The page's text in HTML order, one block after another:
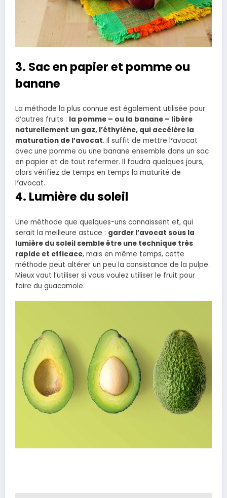
3. Sac en papier et pomme ou
banane
La méthode la plus connue est également utilisée pour
d’autres fruits : la pomme – ou la banane – libère
naturellement un gaz, l’éthylène, qui accélère la
maturation de l’avocat. Il suffit de mettre l‘avocat
avec une pomme ou une banane ensemble dans un sac
en papier et de tout refermer. Il faudra quelques jours,
alors vérifiez de temps en temps la maturité de
l‘avocat.
4. Lumière du soleil
Une méthode que quelques-uns connaissent et, qui
serait la meilleure astuce : garder l’avocat sous la
lumière du soleil semble être une technique très
rapide et efficace, mais en même temps, cette
méthode peut altérer un peu la consistance de la pulpe.
Mieux vaut l’utiliser si vous voulez utiliser le fruit pour
faire du guacamole.